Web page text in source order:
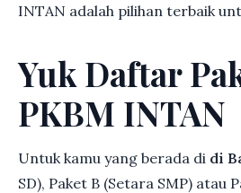
INTAN adalah pilihan terbaik
Yuk Daftar
PKBM INTAN
Untuk kamu yang berada di di
SD), Paket B (Setara SMP) atau